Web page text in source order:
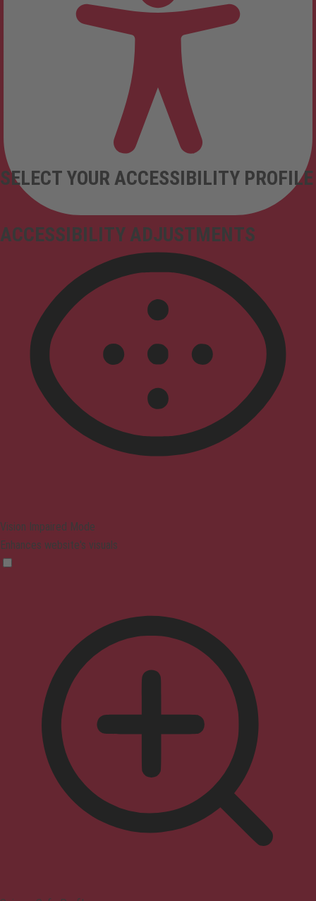
ACCESSIBILITY ADJUSTMENTS
SELECT YOUR ACCESSIBILITY PROFILE
Vision Impaired Mode
Enhances website's visuals